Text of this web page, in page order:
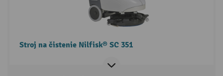
Stroj na čistenie Nilfisk® SC 351